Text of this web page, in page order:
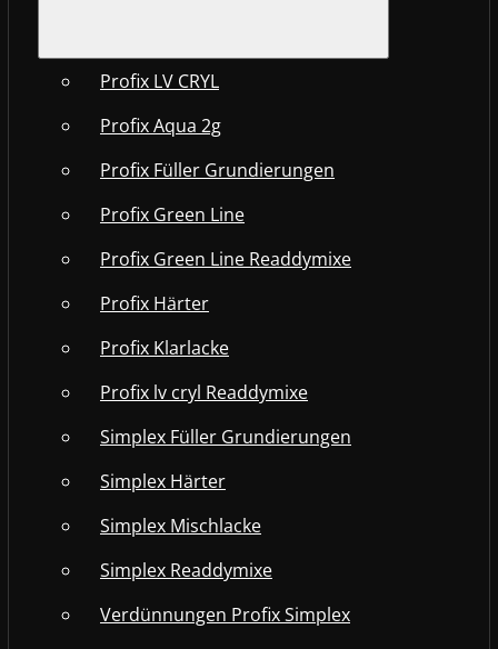
Profix LV CRYL
Profix Aqua 2g
Profix Füller Grundierungen
Profix Green Line
Profix Green Line Readdymixe
Profix Härter
Profix Klarlacke
Profix lv cryl Readdymixe
Simplex Füller Grundierungen
Simplex Härter
Simplex Mischlacke
Simplex Readdymixe
Verdünnungen Profix Simplex